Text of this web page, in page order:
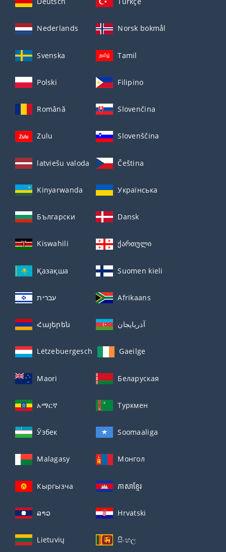
Nederlands Norsk bokmål
Svenska Tamil
Polski Filipino
Română Slovenčina
Zulu Slovenščina
latviešu valoda Čeština
Kinyarwanda Українська
Български Dansk
Kiswahili ქართული
Қазақша Suomen kieli
עברית Afrikaans
Հայերեն آذربايجان
Lëtzebuergesch Gaeilge
Maori Беларуская
አማርኛ Туркмен
Ўзбек Soomaaliga
Malagasy Монгол
Кыргызча ភាសាខ្មែរ
ລາວ Hrvatski
Lietuvių සිංහල